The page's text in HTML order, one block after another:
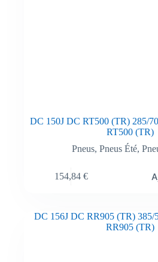
DC 150J DC RT500 (TR) 285/
RT500 (TR)
Pneus,Pneus Été,
154,84 €